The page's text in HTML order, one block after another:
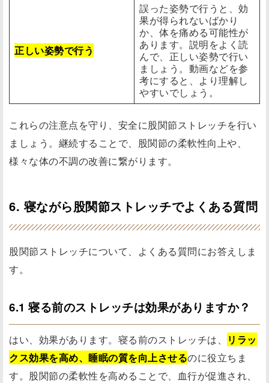
正しい姿勢で行う
誤った姿勢で行うと、効
果が得られないばかり
か、体を痛める可能性が
あります。説明をよく読
んで、正しい姿勢で行い
ましょう。動画などを参
考にすると、より理解し
やすいでしょう。
これらの注意点を守り、安全に股関節ストレッチを行い
ましょう。継続することで、股関節の柔軟性向上や、
様々な体の不調の改善に繋がります。
6. 寝ながら股関節ストレッチでよくある質問
股関節ストレッチについて、よくある質問にお答えしま
す。
6.1 寝る前のストレッチは効果がありますか？
はい、効果があります。寝る前のストレッチは、
リラッ
クス効果を高め、睡眠の質を向上させるのに役立ちま
す。股関節の柔軟性を高めることで、血行が促進され、